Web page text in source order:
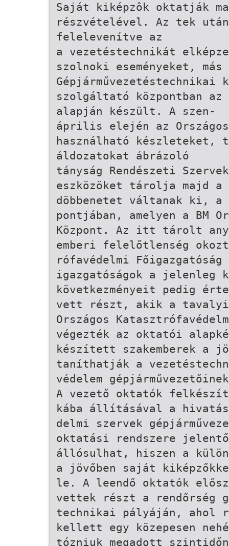
Saját kiképzôk oktatják
részvételével. Az tek
felelevenítve az
a vezetéstechnikát
szolnoki eseményeket,
szolgáltató központban
alapján készült. A szen-
április elején az Országos
használható készleteket,
áldozatokat ábrázoló
tányság Rendészeti
eszközöket tárolja majd a
döbbenetet váltanak ki, a
pontjában, amelyen a BM
Központ. Az itt tárolt
emberi felelőtlenség
rófavédelmi
igazgatóságok a jelenleg
következményeit pedig
vett részt, akik a tavalyi
Országos
végezték az oktatói
készített szakemberek a
taníthatják a
védelem
A vezető oktatók
kába állításával a
delmi szervek
oktatási rendszere
állósulhat, hiszen a
a jövőben saját
le. A leendő oktatók
vettek részt a rendőrség
technikai pályáján, ahol
kellett egy közepesen
tózniuk megadott